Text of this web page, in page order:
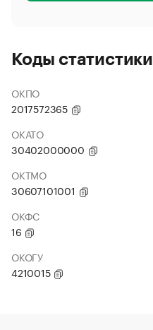
Коды статистики
ОКПО
2017572365
ОКАТО
30402000000
ОКТМО
30607101001
ОКФС
16
ОКОГУ
4210015